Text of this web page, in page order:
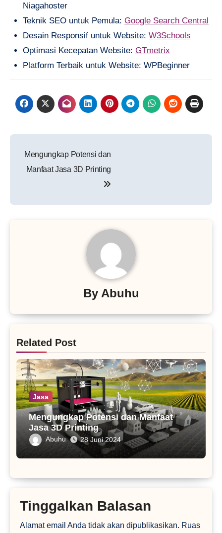
Niagahoster
Teknik SEO untuk Pemula: Google Search Central
Desain Responsif untuk Website: W3Schools
Optimasi Kecepatan Website: GTmetrix
Platform Terbaik untuk Website: WPBeginner
pos
Mengungkap Potensi dan
Manfaat Jasa 3D Printing
By Abuhu
Related Post
Jasa
Mengungkap Potensi dan Manfaat
Jasa 3D Printing
Abuhu 28 Juni 2024
Tinggalkan Balasan
Alamat email Anda tidak akan dipublikasikan. Ruas